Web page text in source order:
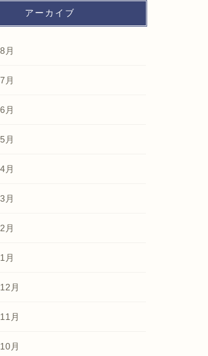
アーカイブ
月
月
月
月
月
月
月
月
月
月
月